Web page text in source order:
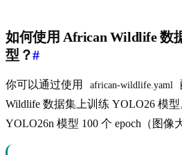
如何使用 African Wildlife 数
型？#
你可以通过使用 african-wildlife.yaml
Wildlife 数据集上训练 YOLO26 模
YOLO26n 模型 100 个 epoch（图像